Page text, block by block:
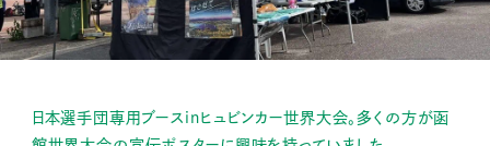
日本選手団専用ブースinヒュビンカー世界大会。多くの方が函